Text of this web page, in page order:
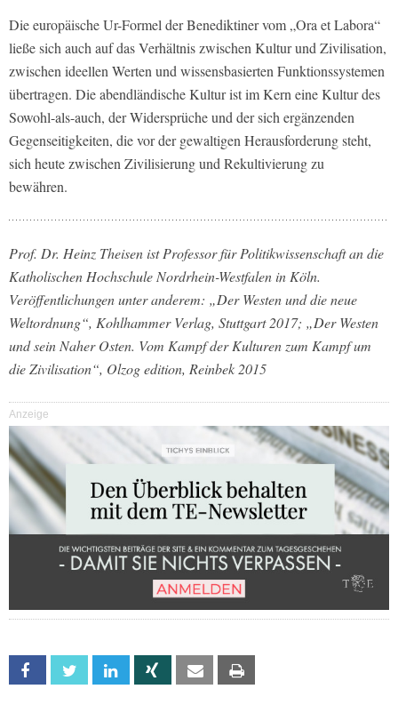
Die europäische Ur-Formel der Benediktiner vom „Ora et Labora“
ließe sich auch auf das Verhältnis zwischen Kultur und Zivilisation,
zwischen ideellen Werten und wissensbasierten Funktionssystemen
übertragen. Die abendländische Kultur ist im Kern eine Kultur des
Sowohl-als-auch, der Widersprüche und der sich ergänzenden
Gegenseitigkeiten, die vor der gewaltigen Herausforderung steht,
sich heute zwischen Zivilisierung und Rekultivierung zu
bewähren.
Prof. Dr. Heinz Theisen ist Professor für Politikwissenschaft an die
Katholischen Hochschule Nordrhein-Westfalen in Köln.
Veröffentlichungen unter anderem: „Der Westen und die neue
Weltordnung“, Kohlhammer Verlag, Stuttgart 2017; „Der Westen
und sein Naher Osten. Vom Kampf der Kulturen zum Kampf um
die Zivilisation“, Olzog edition, Reinbek 2015
Anzeige
Facebook Twitter Linkedin Xing Email